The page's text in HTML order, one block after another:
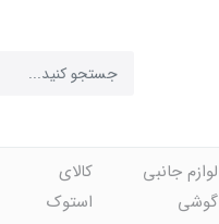
لوازم جانبی
گوشی
کالای
استوک